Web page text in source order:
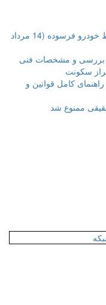
راهنمای کامل مراحل و شرایط اسقاط خودرو فرسوده (14 مرداد
سکونت
کامل قوانین و
ممنوع شد